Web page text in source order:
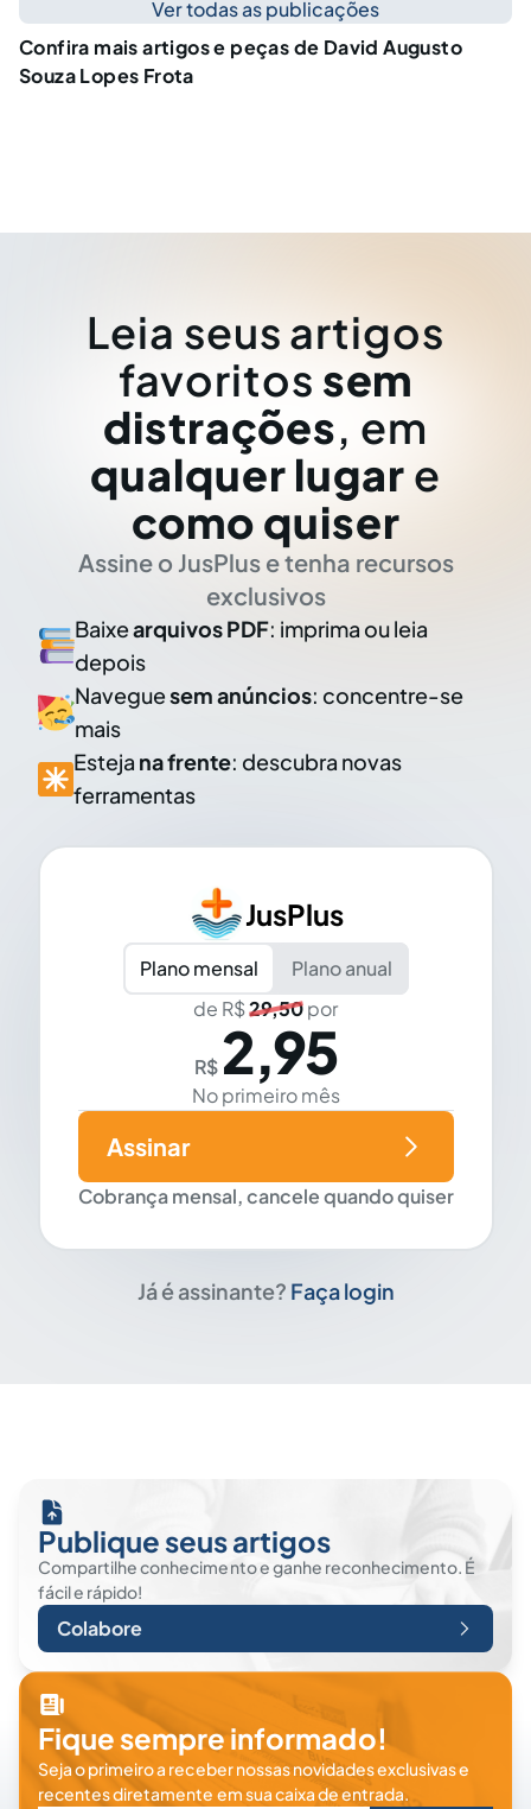
Ver todas as publicações
Confira mais artigos e peças de David Augusto
Souza Lopes Frota
Leia seus artigos
favoritos sem
distrações, em
qualquer lugar e
como quiser
Assine o JusPlus e tenha recursos
exclusivos
Baixearquivos PDF: imprima ou leia
depois
Naveguesem anúncios: concentre-se
mais
Esteja na frente: descubra novas
ferramentas
JusPlus
Plano mensal
Plano anual
de R$29,50por
R$ 2,95
No primeiro mês
Cobrança mensal, cancele quando quiser
Assinar
Já é assinante? Faça login
Publique seus artigos
Compartilhe conhecimento e ganhe reconhecimento. É
fácil e rápido!
Colabore
Fique sempre informado!
Seja o primeiro a receber nossas novidades exclusivas e
recentes diretamente em sua caixa de entrada.